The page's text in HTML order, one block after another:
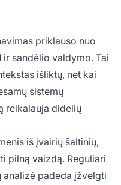
priklauso nuo
sandėlio valdymo. Tai
išliktų, net kai
sistemų
reikalauja didelių
iš įvairių šaltinių,
pilną vaizdą. Reguliari
padeda įžvelgti